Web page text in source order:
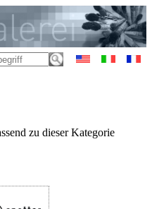
zu dieser Kategorie